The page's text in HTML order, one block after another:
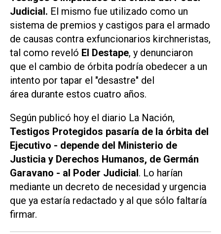
Judicial. El mismo fue utilizado como un
sistema de premios y castigos para el armado
de causas contra exfuncionarios kirchneristas,
tal como reveló El Destape, y denunciaron
que el cambio de órbita podría obedecer a un
intento por tapar el "desastre" del
área durante estos cuatro años.
Según publicó hoy el diario La Nación,
Testigos Protegidos pasaría de la órbita del
Ejecutivo - depende del Ministerio de
Justicia y Derechos Humanos, de Germán
Garavano - al Poder Judicial. Lo harían
mediante un decreto de necesidad y urgencia
que ya estaría redactado y al que sólo faltaría
firmar.